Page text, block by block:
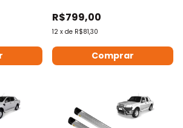
R$799,00
12 x de R$81,30